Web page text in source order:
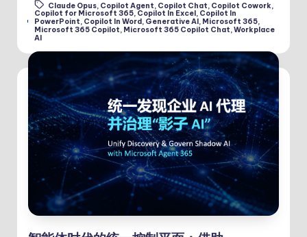
Tags:
Claude Opus Copilot Agent Copilot Chat Copilot Cowork
Copilot for Microsoft 365, Copilot In Excel , Copilot In
PowerPoint, Copilot In Word , Generative AI , Microsoft 365,
Microsoft 365 Copilot, Microsoft 365 Copilot Chat,Workplace
AI